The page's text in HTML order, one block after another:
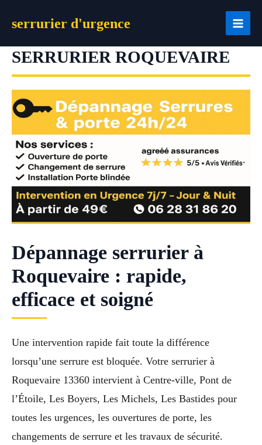
serrurier d'urgence
SERRURIER ROQUEVAIRE
Dépannage serrurier à
Roquevaire : rapide,
efficace et soigné
Une intervention rapide fait toute la différence
lorsqu’une serrure est bloquée. Votre serrurier à
Roquevaire 13360 intervient à Centre-ville, Pont de
l’Étoile, Les Boyers, Les Michels, Les Bastides pour
toutes les urgences, les ouvertures de porte, les
changements de serrure et les travaux de sécurité.